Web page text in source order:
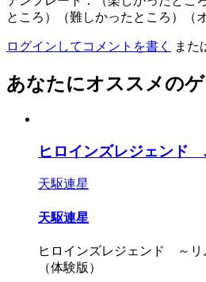
ところ）（難しかったところ）（
ログインしてコメントを書く また
あなたにオススメの
ヒロインズレジェンド
天駆連星
天駆連星
ヒロインズレジェンド ～リ
（体験版）